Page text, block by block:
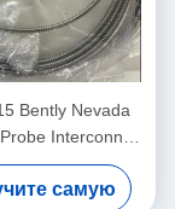
Bently Nevada
Interconnect
броней -15 - C
самую